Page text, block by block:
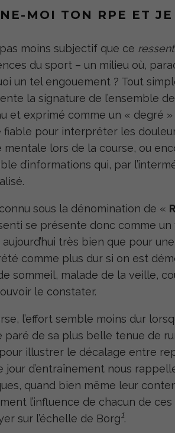
MOI TON RPE ET
pas moins subjectif que ce
du sport – un milieu où,
un tel engouement ? Tout
la signature de l’ensemble
et exprimé comme un « degré »
fiable pour interpréter les
mentale lors de la course, ou
d’informations qui, par
sous la dénomination de «
se présente donc comme
aujourd’hui très bien que pour
comme plus dur si on est
sommeil, malade de la veille,
le constater.
l’effort semble moins dur
paré de sa plus belle tenue de
illustrer le décalage entre
jour d’entraînement nous
quand bien même leur
l’influence de chacun de
sur l’échelle de Borg1.